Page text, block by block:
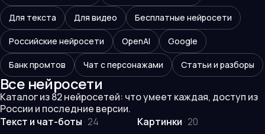
Для текста Для видео Бесплатные нейросети
Российские нейросети OpenAI Google
Банк промтов Чат с персонажами Статьи и разборы
Все нейросети
Каталог из82нейросетей: что умеет каждая, доступ из
России и последние версии.
Текст и чат-боты ·24 Картинки ·20